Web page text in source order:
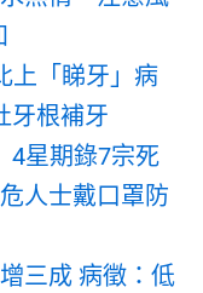
上「睇牙」病
牙根補牙
4星期錄7宗死
人士戴口罩防
三成 病徵：低